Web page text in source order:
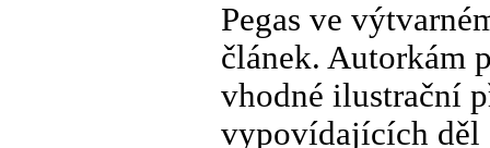
Pegas ve
článek. Autorkám
vhodné ilustrační
vypovídajících děl